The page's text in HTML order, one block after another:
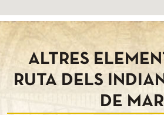
ALTRES
RUTA DELS
DE MAR